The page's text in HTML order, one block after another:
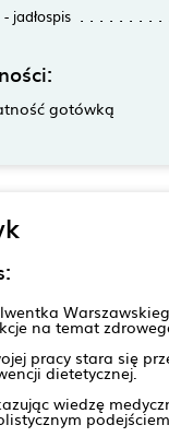
jadłospis
gotówką
na temat
pracy stara się
dietetycznej.
wiedzę